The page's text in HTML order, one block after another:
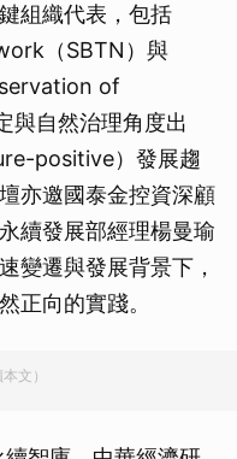
組織代表，包括
（SBTN）與
of
與自然治理角度出
positive）發展趨
亦邀國泰金控資深顧
續發展部經理楊曼瑜
變遷與發展背景下，
正向的實踐。
文）